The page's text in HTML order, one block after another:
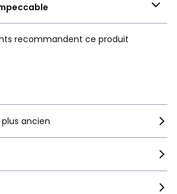
Impeccable
100% des clients
recommandent ce produit
ancien